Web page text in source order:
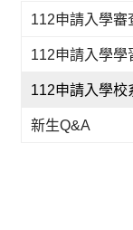
112申請入學審
112申請入學學
112申請入學校
新生Q&A